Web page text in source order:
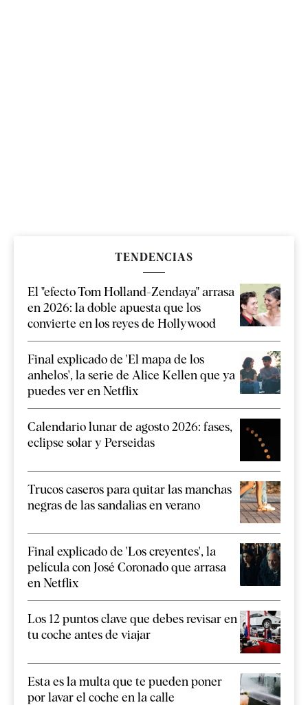
TENDENCIAS
El "efecto Tom Holland-Zendaya" arrasa
en 2026: la doble apuesta que los
convierte en los reyes de Hollywood
Final explicado de 'El mapa de los
anhelos', la serie de Alice Kellen que ya
puedes ver en Netflix
Calendario lunar de agosto 2026: fases,
eclipse solar y Perseidas
Trucos caseros para quitar las manchas
negras de las sandalias en verano
Final explicado de 'Los creyentes', la
película con José Coronado que arrasa
en Netflix
Los 12 puntos clave que debes revisar en
tu coche antes de viajar
Esta es la multa que te pueden poner
por lavar el coche en la calle